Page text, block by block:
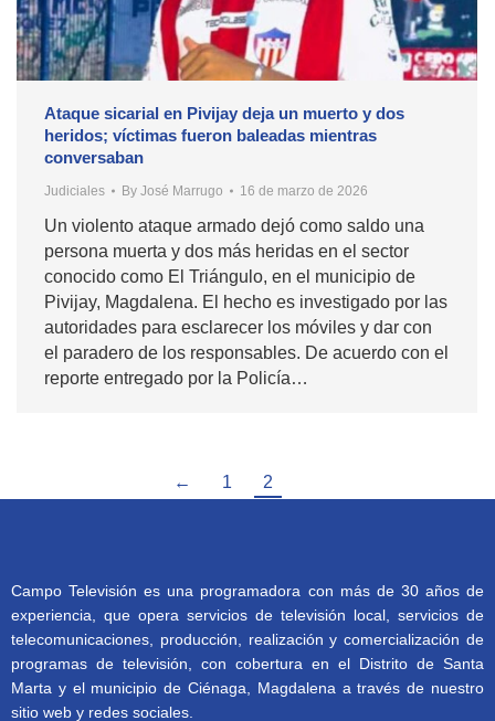
Ataque sicarial en Pivijay deja un muerto y dos
heridos; víctimas fueron baleadas mientras
conversaban
Judiciales By José Marrugo 16 de marzo de 2026
Un violento ataque armado dejó como saldo una
persona muerta y dos más heridas en el sector
conocido como El Triángulo, en el municipio de
Pivijay, Magdalena. El hecho es investigado por las
autoridades para esclarecer los móviles y dar con
el paradero de los responsables. De acuerdo con el
reporte entregado por la Policía…
← 1 2
Campo Televisión es una programadora con más de 30 años de
experiencia, que opera servicios de televisión local, servicios de
telecomunicaciones, producción, realización y comercialización de
programas de televisión, con cobertura en el Distrito de Santa
Marta y el municipio de Ciénaga, Magdalena a través de nuestro
sitio web y redes sociales.